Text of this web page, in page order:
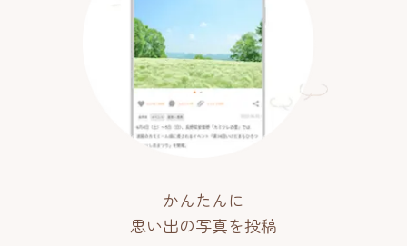
かんたんに
思い出の写真を投稿